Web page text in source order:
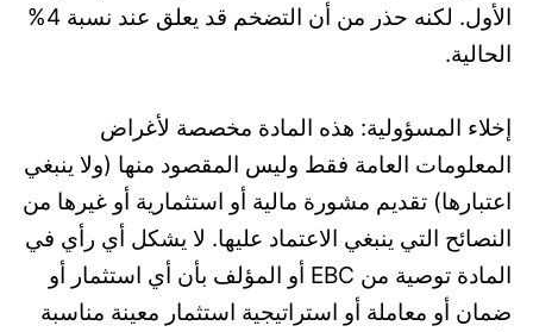
الأول. لكنه حذر من أن التضخم قد يعلق عند نسبة 4%
الحالية.
إخلاء المسؤولية: هذه المادة مخصصة لأغراض
المعلومات العامة فقط وليس المقصود منها (ولا ينبغي
اعتبارها) تقديم مشورة مالية أو استثمارية أو غيرها من
النصائح التي ينبغي الاعتماد عليها. لا يشكل أي رأي في
المادة توصية من EBC أو المؤلف بأن أي استثمار أو
ضمان أو معاملة أو استراتيجية استثمار معينة مناسبة